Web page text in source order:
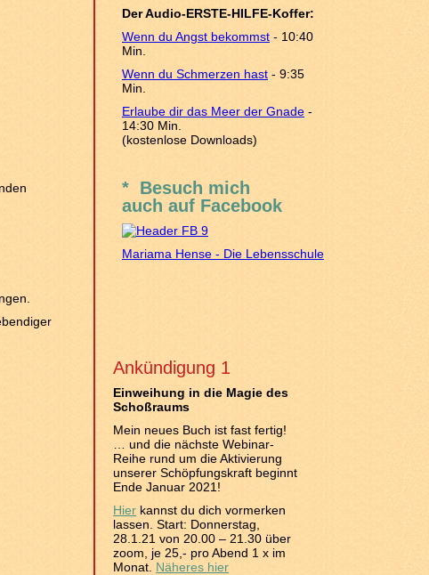
Der Audio-ERSTE-HILFE-Koffer:
Wenn du Angst bekommst - 10:40
Min.
Wenn du Schmerzen hast - 9:35
Min.
Erlaube dir das Meer der Gnade -
14:30 Min.
(kostenlose Downloads)
* Besuch mich
auch auf Facebook
Mariama Hense - Die Lebensschule
Ankündigung 1
Einweihung in die Magie des
Schoßraums
Mein neues Buch ist fast fertig!
… und die nächste Webinar-
Reihe rund um die Aktivierung
unserer Schöpfungskraft beginnt
Ende Januar 2021!
Hier kannst du dich vormerken
lassen. Start: Donnerstag,
28.1.21 von 20.00 – 21.30 über
zoom, je 25,- pro Abend 1 x im
Monat. Näheres hier